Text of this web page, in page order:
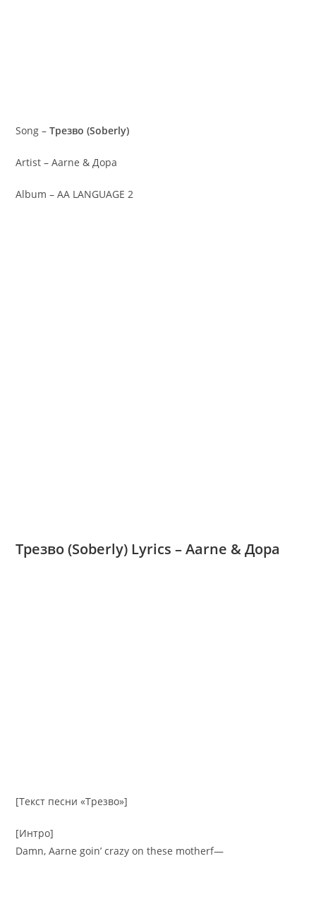
Song –Трезво (Soberly)
Artist – Aarne & Дора
Album – AA LANGUAGE 2
Трезво (Soberly) Lyrics – Aarne & Дора
[Текст песни «Трезво»]
[Интро]
Damn, Aarne goin’ crazy on these motherf—